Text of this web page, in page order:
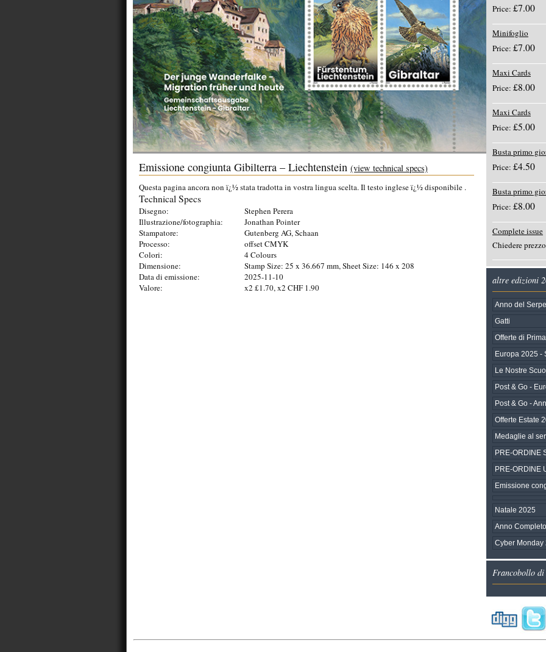
Emissione congiunta Gibilterra – Liechtenstein (view technical specs)
Questa pagina ancora non ï¿½ stata tradotta in vostra lingua scelta. Il testo inglese ï¿½ disponibile .
Technical Specs
Disegno:
Stephen Perera
Illustrazione/fotographia:
Jonathan Pointer
Stampatore:
Gutenberg AG, Schaan
Processo:
offset CMYK
Colori:
4 Colours
Dimensione:
Stamp Size: 25 x 36.667 mm, Sheet Size: 146 x 208
Data di emissione:
2025-11-10
Valore:
x2 £1.70, x2 CHF 1.90
Price: £7.00
Minifoglio
Price: £7.00
Maxi Cards
Price: £8.00
Maxi Cards
Price: £5.00
Busta primo
Price: £4.50
Busta primo
Price: £8.00
Complete issue
Chiedere prezzo
altre edizioni
Anno del
Gatti
Offerte di
Europa 2025 -
Le Nostre
Post & Go -
Post & Go -
Offerte Estate
Medaglie al
PRE-ORDINE
PRE-ORDINE
Emissione
Natale 2025
Anno
Cyber Monday
Francobollo